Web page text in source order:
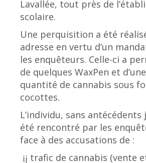
Lavallée, tout près de
scolaire.
Une perquisition a été
adresse en vertu d’un
les enquêteurs. Celle-ci a
de quelques WaxPen et
quantité de cannabis sous
cocottes.
L’individu, sans antécédents
été rencontré par les
face à des accusations de :
trafic de cannabis (vente